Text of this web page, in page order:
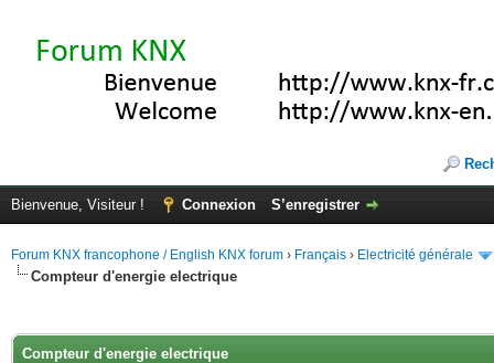
Bienvenue, Visiteur ! Connexion S’enregistrer
Forum KNX francophone / English KNX forum › Français › Electricité générale
Compteur d'energie electrique
Compteur d'energie electrique